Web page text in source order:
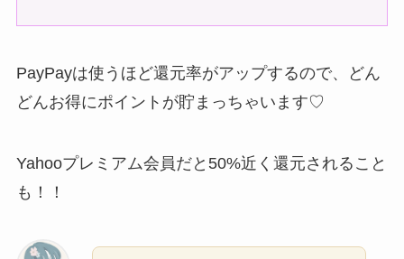
も！！
とうふ
すぐにポイントが貯まって、無料